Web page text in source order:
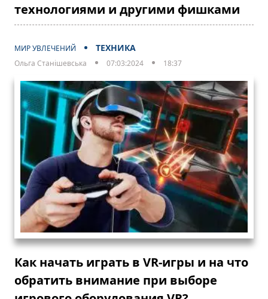
технологиями и другими фишками
МИР УВЛЕЧЕНИЙ ТЕХНИКА
Ольга Станішевська 07:03:2024 18:37
Как начать играть в VR-игры и на что
обратить внимание при выборе